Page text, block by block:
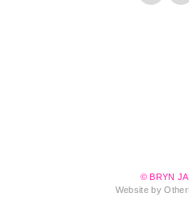
© BRYN
Website by